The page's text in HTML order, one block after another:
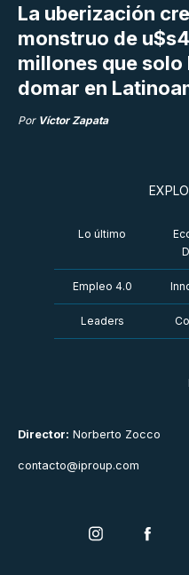
La uberización
monstruo de
millones que solo
domar en
Por Víctor Zapata
Director: Norberto Zocco
contacto@iproup.com
Lo último
Empleo 4.0
Leaders